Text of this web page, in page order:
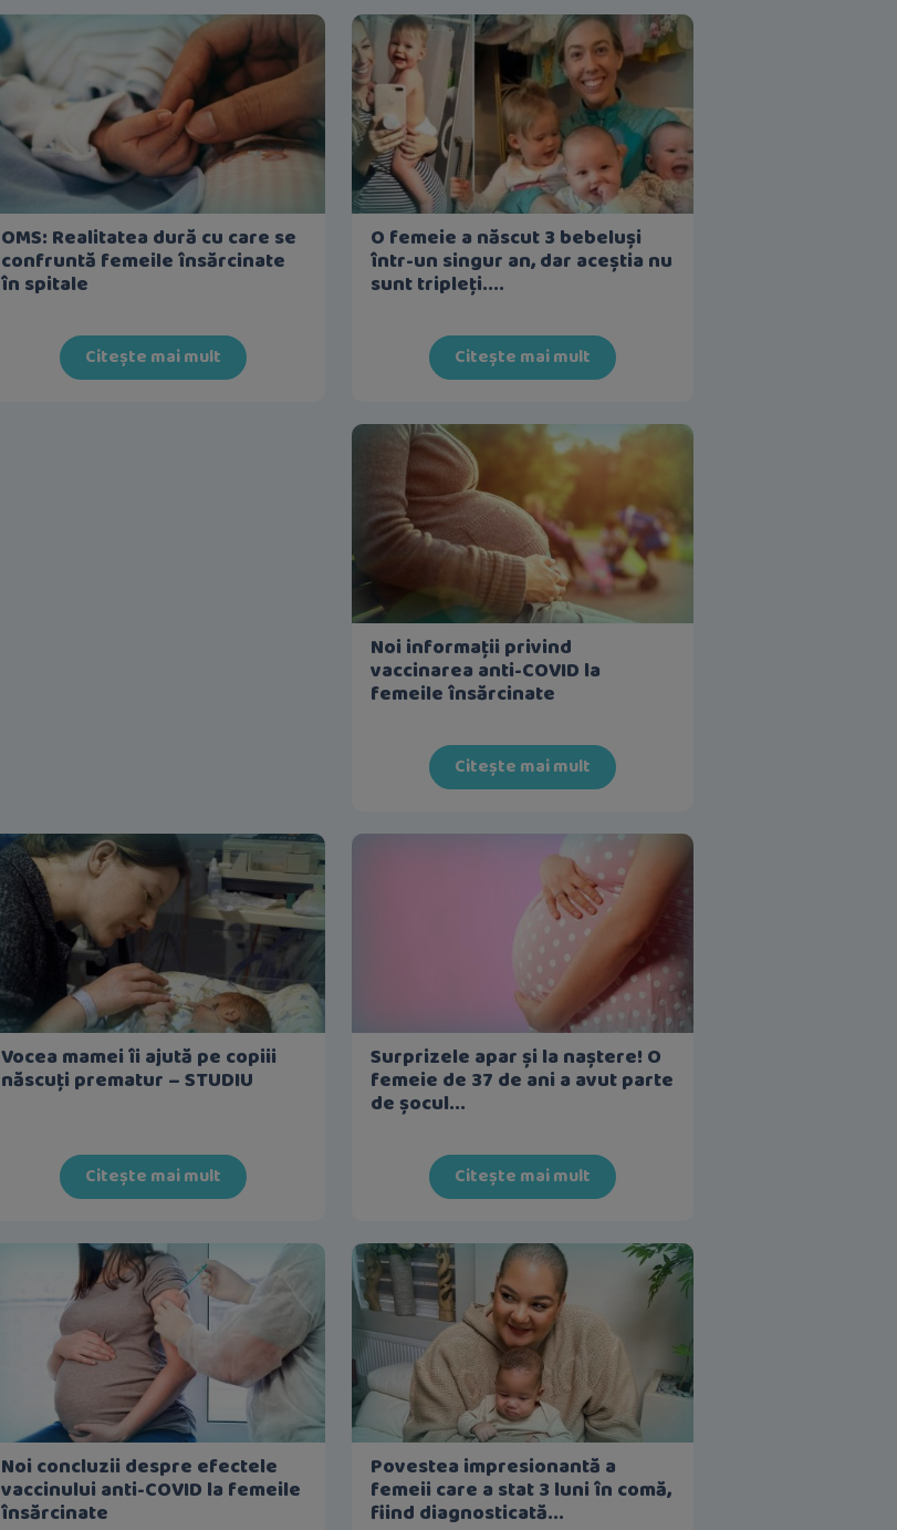
OMS: Realitatea dură cu care se
confruntă femeile însărcinate
în spitale
Citește mai mult
O femeie a născut 3 bebeluși
într-un singur an, dar aceștia nu
sunt tripleți....
Citește mai mult
Noi informații privind
vaccinarea anti-COVID la
femeile însărcinate
Citește mai mult
Vocea mamei îi ajută pe copiii
născuți prematur – STUDIU
Citește mai mult
Surprizele apar și la naștere! O
femeie de 37 de ani a avut parte
de șocul...
Citește mai mult
Noi concluzii despre efectele
vaccinului anti-COVID la femeile
însărcinate
Povestea impresionantă a
femeii care a stat 3 luni în comă,
fiind diagnosticată...